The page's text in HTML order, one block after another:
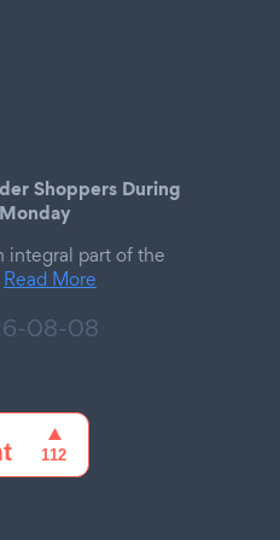
Shoppers During
integral part of the
Read More
08-08